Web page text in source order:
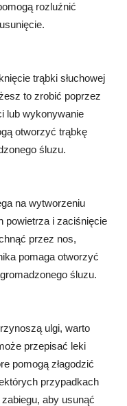
rozluźnić
trąbki słuchowej
to zrobić poprzez
lub wykonywanie
otworzyć trąbkę
śluzu.
na wytworzeniu
powietrza i zaciśnięcie
przez nos,
pomaga otworzyć
śluzu.
ulgi, warto
przepisać leki
pomogą złagodzić
przypadkach
aby usunąć